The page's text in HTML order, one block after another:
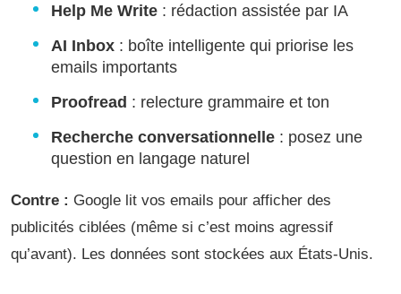
Help Me Write : rédaction assistée par IA
AI Inbox : boîte intelligente qui priorise les
emails importants
Proofread : relecture grammaire et ton
Recherche conversationnelle : posez une
question en langage naturel
Contre : Google lit vos emails pour afficher des
publicités ciblées (même si c’est moins agressif
qu’avant). Les données sont stockées aux États-Unis.